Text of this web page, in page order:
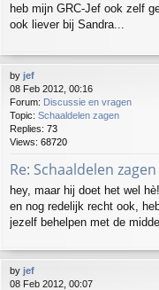
heb mijn GRC-Jef ook zelf
ook liever bij Sandra...
by jef
08 Feb 2012, 00:16
Forum: Discussie en vragen
Topic: Schaaldelen zagen
Replies: 73
Views: 68720
Re: Schaaldelen zagen
hey, maar hij doet het wel hè!
en nog redelijk recht ook,
jezelf behelpen met de
by jef
08 Feb 2012, 00:07